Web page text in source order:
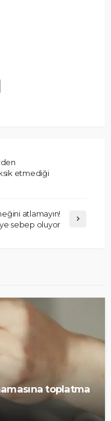
etmediği
atlamayın!
sebep oluyor
toplatma